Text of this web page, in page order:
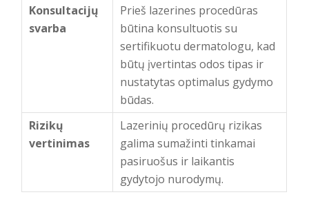
Konsultacijų
svarba
Prieš lazerines procedūras
būtina konsultuotis su
sertifikuotu dermatologu, kad
būtų įvertintas odos tipas ir
nustatytas optimalus gydymo
būdas.
Rizikų
vertinimas
Lazerinių procedūrų rizikas
galima sumažinti tinkamai
pasiruošus ir laikantis
gydytojo nurodymų.